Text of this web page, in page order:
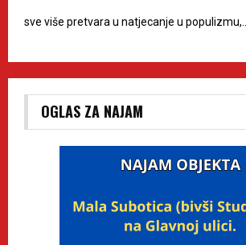
sve više pretvara u natjecanje u populizmu,…
OGLAS ZA NAJAM